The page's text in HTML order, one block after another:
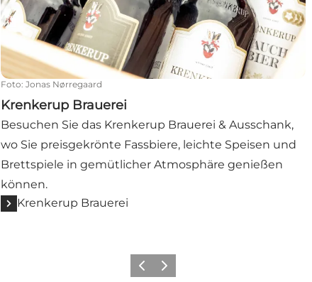
Foto: Jonas Nørregaard
Krenkerup Brauerei
Besuchen Sie das Krenkerup Brauerei & Ausschank,
wo Sie preisgekrönte Fassbiere, leichte Speisen und
Brettspiele in gemütlicher Atmosphäre genießen
können.
Krenkerup Brauerei
ZurückWeiter